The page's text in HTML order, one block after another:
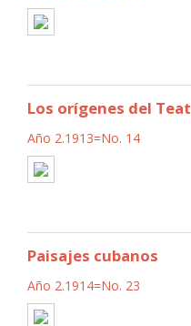
Los orígenes del
Año 2.1913=No. 14
Paisajes cubanos
Año 2.1914=No. 23